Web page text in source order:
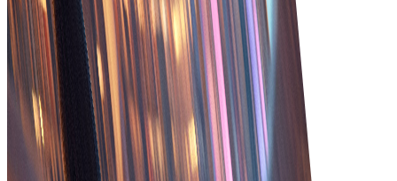
Snellere levering
Versnel de orderverwerking door processen te
optimaliseren en vertragingen te verminderen met